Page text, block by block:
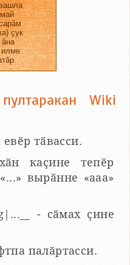
ҫук
Wiki
евӗр тӑвасси.
каҫине тепӗр
вырӑнне «ааа»
- сӑмах ҫине
палӑртасси.